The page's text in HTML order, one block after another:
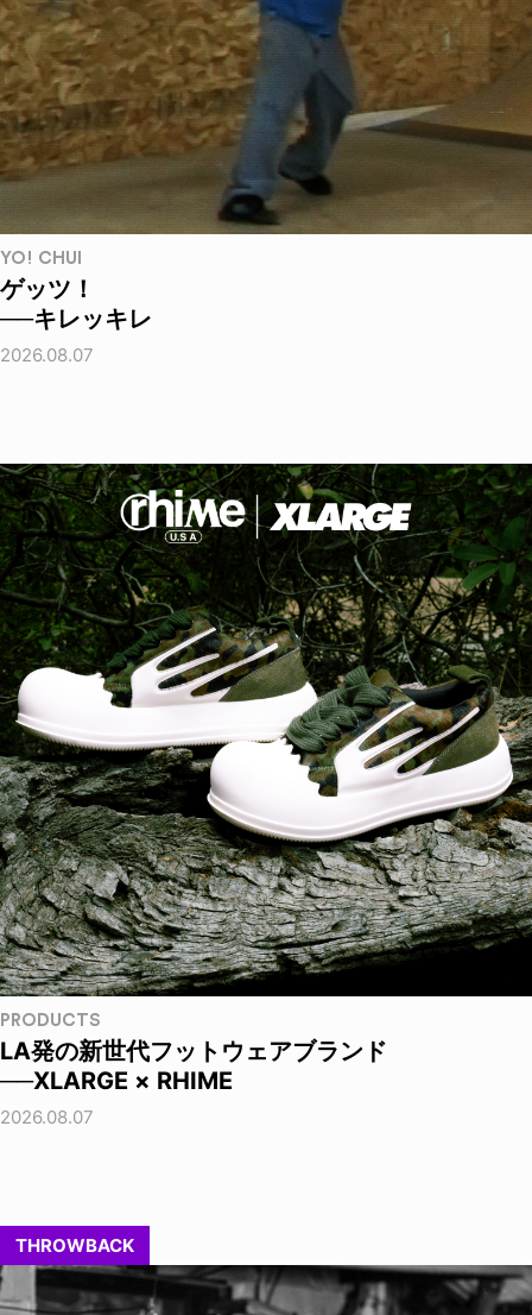
YO! CHUI
ゲッツ！
──キレッキレ
2026.08.07
PRODUCTS
LA発の新世代フットウェアブランド
──XLARGE × RHIME
2026.08.07
THROWBACK